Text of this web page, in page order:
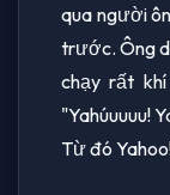
qua người
trước. Ông
chạy rất
"Yahúuuuu!
Từ đó